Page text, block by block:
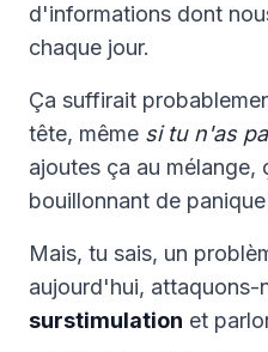
d'informations dont
chaque jour.
Ça suffirait
tête, même si tu n'as
ajoutes ça au
bouillonnant de
Mais, tu sais, un
aujourd'hui, attaquons-
surstimulation et